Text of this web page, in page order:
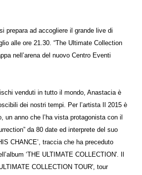
prepara ad accogliere il grande live di
alle ore 21.30. “The Ultimate Collection
nell’arena del nuovo Centro Eventi
venduti in tutto il mondo, Anastacia è
dei nostri tempi. Per l’artista Il 2015 è
un anno che l’ha vista protagonista con il
da 80 date ed interprete del suo
CHANCE’, traccia che ha preceduto
‘THE ULTIMATE COLLECTION'. Il
COLLECTION TOUR', tour